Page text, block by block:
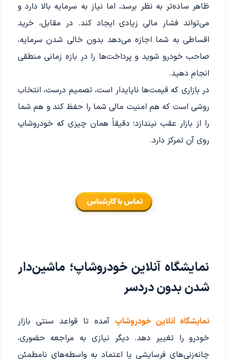
ظاهر ساده‌تر به نظر برسد، اما نیاز به سرمایه بالا دارد و
می‌تواند فشار مالی زیادی ایجاد کند. در مقابل، خرید
اقساطی به شما اجازه می‌دهد بدون خالی شدن سرمایه،
صاحب خودرو شوید و پرداخت‌ها را در بازه زمانی منطقی
انجام دهید.
در بازاری که قیمت‌ها ناپایدار است، تصمیم درست، انتخاب
روشی است که هم امنیت مالی شما را حفظ کند و هم شما
را از بازار عقب نیندازد؛ دقیقاً همان چیزی که خودروشاپ
روی آن تمرکز دارد.
نمایشگاه آنلاین خودروشاپ؛ ماشین‌دار
شدن بدون دردسر
نمایشگاه آنلاین خودروشاپ آمده تا قواعد سنتی بازار
خودرو را تغییر دهد. دیگر نیازی به مراجعه حضوری،
چانه‌زنی‌های فرسایشی یا اعتماد به واسطه‌های نامطمئن